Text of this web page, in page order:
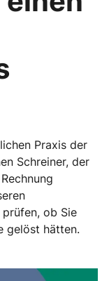
Praxis der
Schreiner, der
ob Sie
gelöst hätten.